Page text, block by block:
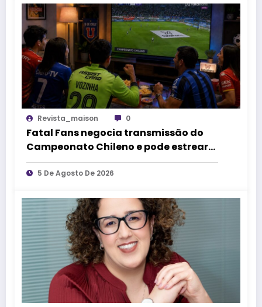
Revista_maison 0
Fatal Fans negocia transmissão do
Campeonato Chileno e pode estrear
no mercado de competições
esportivas
5 De Agosto De 2026